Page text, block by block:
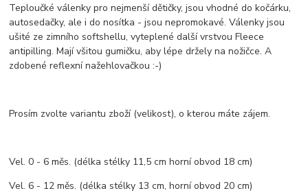
Teploučké válenky pro nejmenší dětičky, jsou vhodné do kočárku,
autosedačky, ale i do nosítka - jsou nepromokavé. Válenky jsou
ušité ze zimního softshellu, vyteplené další vrstvou Fleece
antipilling. Mají všitou gumičku, aby lépe držely na nožičce. A
zdobené reflexní nažehlovačkou :-)
Prosím zvolte variantu zboží (velikost), o kterou máte zájem.
Vel. 0 - 6 měs. (délka stélky 11,5 cm horní obvod 18 cm)
Vel. 6 - 12 měs. (délka stélky 13 cm, horní obvod 20 cm)